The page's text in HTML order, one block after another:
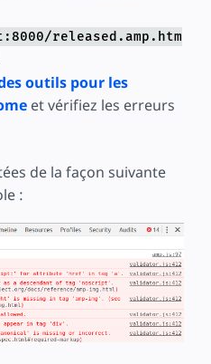
released.amp.htm
outils pour les
et vérifiez les erreurs
de la façon suivante
: